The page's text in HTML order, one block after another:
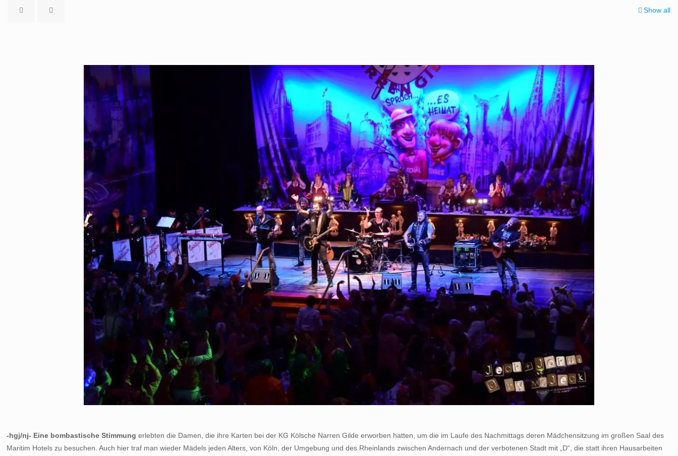
Show all
-hgj/nj- Eine bombastische Stimmung erlebten die Damen, die ihre Karten bei der KG Kölsche Narren Gilde erworben hatten, um die im Laufe des Nachmittags deren Mädchensitzung im großen Saal des
Maritim Hotels zu besuchen. Auch hier traf man wieder Mädels jeden Alters, von Köln, der Umgebung und des Rheinlands zwischen Andernach und der verbotenen Stadt mit „D“, die statt ihren Hausarbeiten